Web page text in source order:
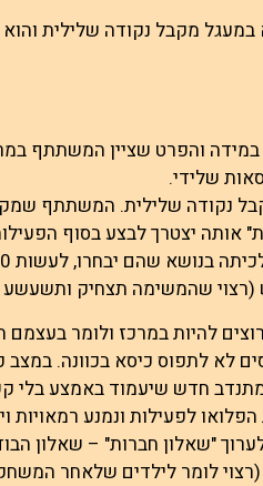
מקבל נקודה שלילית
והפרט שציין המשתתף
נקודה שלילית. המשתתף
אותה יצטרך לבצע בסוף
(רצוי שהמשימה תצחיק
להיות במרכז ולומר בעצמם
לא לתפוס כיסא בכוונה. במצב
חדש שיעמוד באמצע בלי
לפעילות ונמנע רמאויות
"שאלון חברות" – שאלון
לומר לילדים שלאחר המשחק